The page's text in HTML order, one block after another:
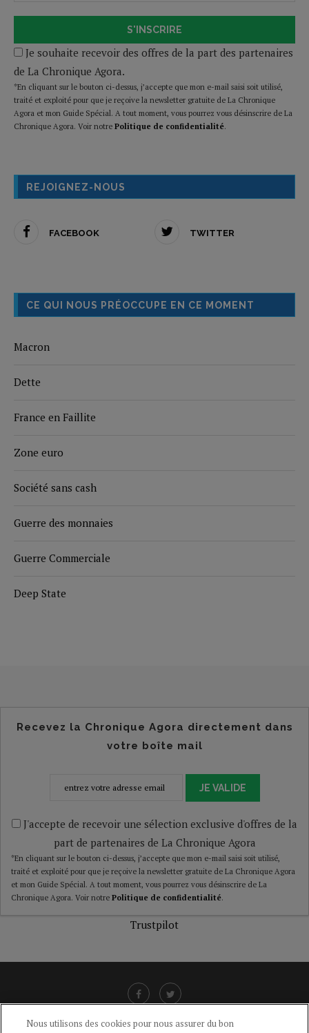
S'INSCRIRE
Je souhaite recevoir des offres de la part des partenaires
de La Chronique Agora.
*En cliquant sur le bouton ci-dessus, j’accepte que mon e-mail saisi soit utilisé,
traité et exploité pour que je reçoive la newsletter gratuite de La Chronique
Agora et mon Guide Spécial. A tout moment, vous pourrez vous désinscrire de La
Chronique Agora. Voir notre Politique de confidentialité.
REJOIGNEZ-NOUS
FACEBOOK TWITTER
CE QUI NOUS PRÉOCCUPE EN CE MOMENT
Macron
Dette
France en Faillite
Zone euro
Société sans cash
Guerre des monnaies
Guerre Commerciale
Deep State
Recevez la Chronique Agora directement dans
votre boîte mail
JE VALIDE
J'accepte de recevoir une sélection exclusive d'offres de la
part de partenaires de La Chronique Agora
*En cliquant sur le bouton ci-dessus, j’accepte que mon e-mail saisi soit utilisé,
traité et exploité pour que je reçoive la newsletter gratuite de La Chronique Agora
et mon Guide Spécial. A tout moment, vous pourrez vous désinscrire de La
Chronique Agora. Voir notre Politique de confidentialité.
Trustpilot
Nous utilisons des cookies pour nous assurer du bon